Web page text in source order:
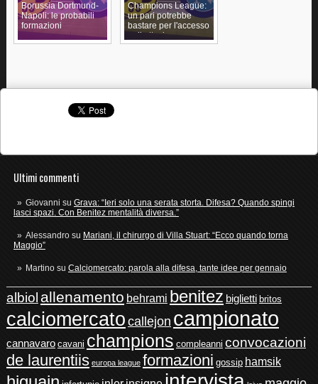
Borussia Dortmund-
Napoli: le probabili
formazioni
Champions League:
un pari potrebbe
bastare per l'accesso
agli ottavi
Ultimi commenti
Giovanni su Grava: “Ieri solo una serata storta. Difesa? Quando spingi
lasci spazi. Con Benitez mentalità diversa.”
Alessandrosu Mariani, il chirurgo di Villa Stuart: “Ecco quando torna
Maggio”
Martinosu Calciomercato: parola alla difesa, tante idee per gennaio
albiol allenamento behrami benitez biglietti britos
calciomercato callejon campionato
cannavaro cavani champions compleanni convocazioni
de laurentiis europa league formazioni gossip hamsik